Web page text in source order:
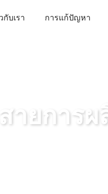
กับเรา การแก้ปัญหา
สายการ